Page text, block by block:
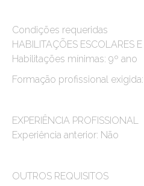
Condições requeridas
HABILITAÇÕES ESCOLARES
Habilitações mínimas: 9º ano
Formação profissional
EXPERIÊNCIA PROFISSIONAL
Experiência anterior: Não
OUTROS REQUISITOS